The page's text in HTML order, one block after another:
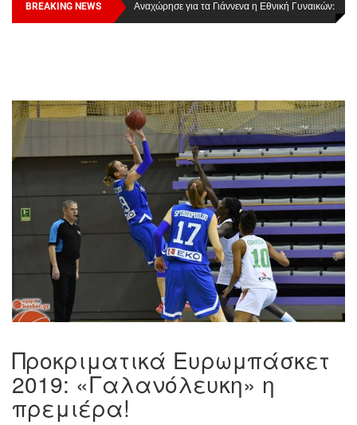
BREAKING NEWS
Οι Πάνθηρες Καβάλας στην Women Basketball
League 1
Αναχώρησε για τα Γιάννενα η Εθνική Γυναικών:
Προκριματικά Ευρωμπάσκετ
2019: «Γαλανόλευκη» η
πρεμιέρα!